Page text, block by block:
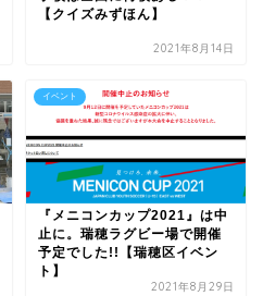
【クイズみずほん】
2021年8月14日
イベント
『メニコンカップ2021』は中
止に。瑞穂ラグビー場で開催
予定でした!!【瑞穂区イベン
ト】
2021年8月29日